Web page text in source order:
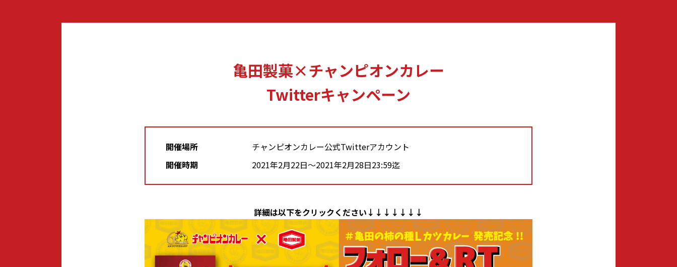
亀田製菓×チャンピオンカレー
Twitterキャンペーン
開催場所
チャンピオンカレー公式Twitterアカウント
開催時期
2021年2月22日～2021年2月28日23:59迄
詳細は以下をクリックください↓↓↓↓↓↓↓